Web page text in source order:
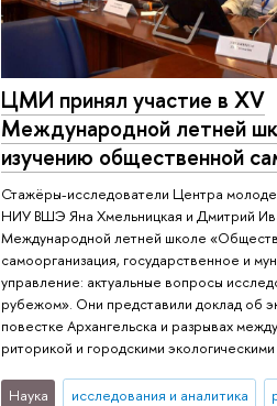
ЦМИ принял участие в XV
Международной летней
изучению общественной
Стажёры-исследователи Центра
НИУ ВШЭ Яна Хмельницкая и Дмитрий
Международной летней школе
самоорганизация, государственное и
управление: актуальные вопросы
рубежом». Они представили доклад об
повестке Архангельска и разрывах
риторикой и городскими
Наука исследования и аналитика